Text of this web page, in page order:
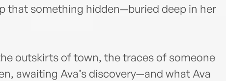
that something hidden—buried deep in her
outskirts of town, the traces of someone
awaiting Ava’s discovery—and what Ava